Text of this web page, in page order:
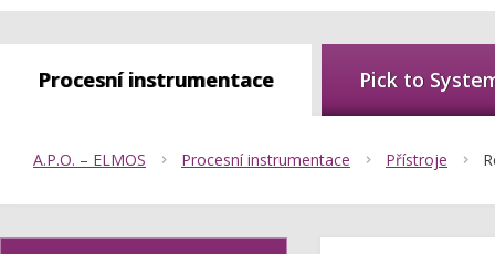
Procesní instrumentace Pick to
A.P.O. – ELMOS Procesní instrumentace Přístroje